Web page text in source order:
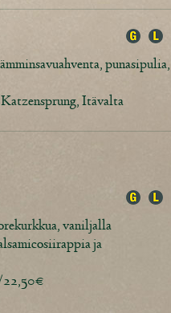
punasipulia,
Itävalta
vaniljalla
ja
22,50€